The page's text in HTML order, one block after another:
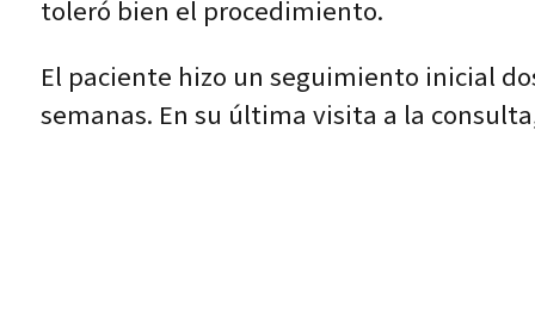
toleró bien el procedimiento.
El paciente hizo un seguimiento inicial
semanas. En su última visita a la